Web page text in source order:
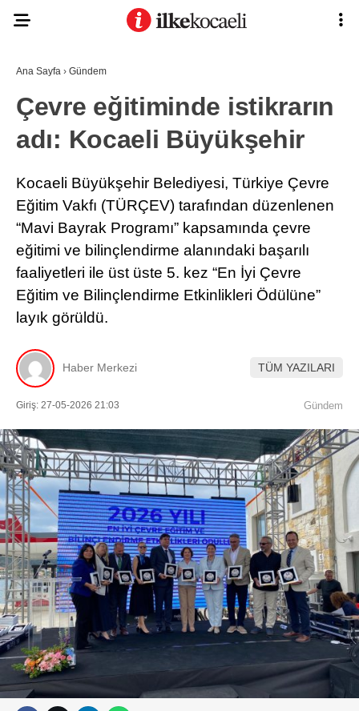
Ana Sayfa › Gündem
Çevre eğitiminde istikrarın
adı: Kocaeli Büyükşehir
Kocaeli Büyükşehir Belediyesi, Türkiye Çevre
Eğitim Vakfı (TÜRÇEV) tarafından düzenlenen
“Mavi Bayrak Programı” kapsamında çevre
eğitimi ve bilinçlendirme alanındaki başarılı
faaliyetleri ile üst üste 5. kez “En İyi Çevre
Eğitim ve Bilinçlendirme Etkinlikleri Ödülüne”
layık görüldü.
Haber Merkezi TÜM YAZILARI
Giriş: 27-05-2026 21:03 Gündem